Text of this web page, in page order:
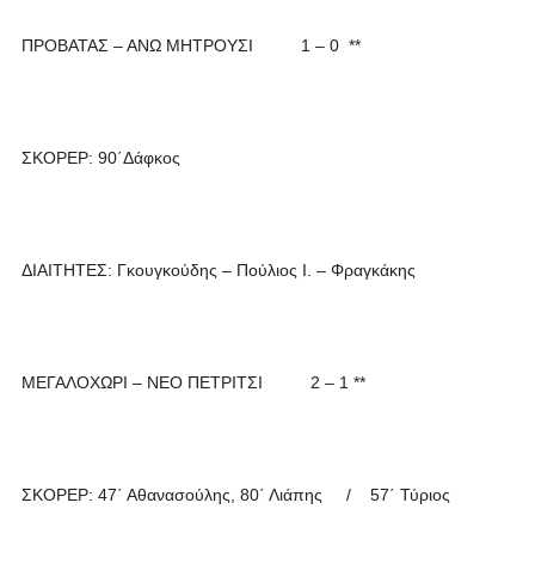
ΠΡΟΒΑΤΑΣ – ΑΝΩ ΜΗΤΡΟΥΣΙ 1 – 0 **
ΣΚΟΡΕΡ: 90΄Δάφκος
ΔΙΑΙΤΗΤΕΣ: Γκουγκούδης – Πούλιος Ι. – Φραγκάκης
ΜΕΓΑΛΟΧΩΡΙ – ΝΕΟ ΠΕΤΡΙΤΣΙ 2 – 1 **
ΣΚΟΡΕΡ: 47΄ Αθανασούλης, 80΄ Λιάπης / 57΄ Τύριος